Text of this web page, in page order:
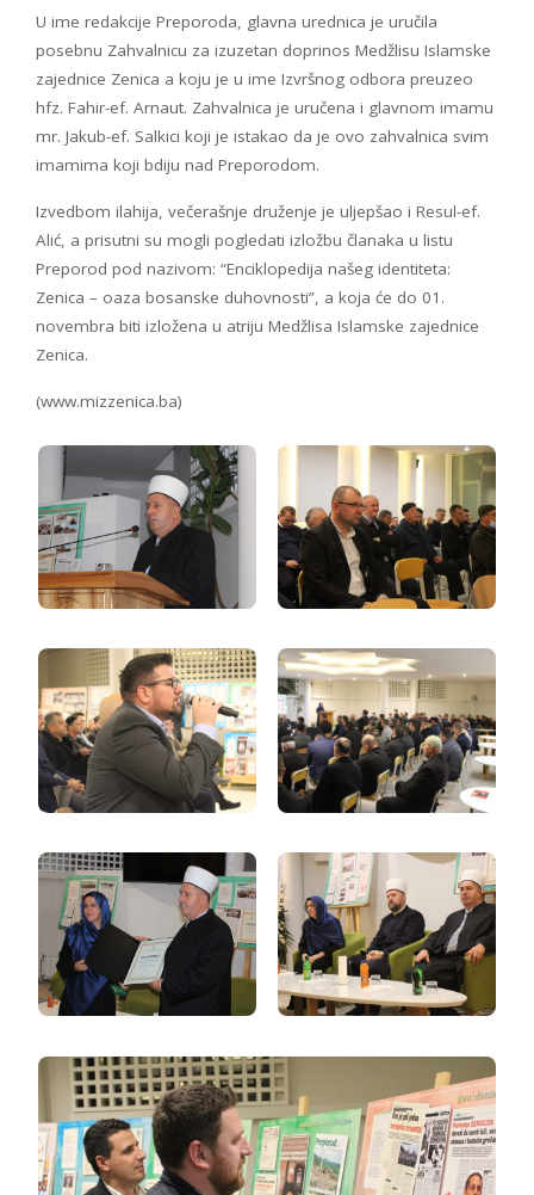
U ime redakcije Preporoda, glavna urednica je uručila
posebnu Zahvalnicu za izuzetan doprinos Medžlisu Islamske
zajednice Zenica a koju je u ime Izvršnog odbora preuzeo
hfz. Fahir-ef. Arnaut. Zahvalnica je uručena i glavnom imamu
mr. Jakub-ef. Salkici koji je istakao da je ovo zahvalnica svim
imamima koji bdiju nad Preporodom.
Izvedbom ilahija, večerašnje druženje je uljepšao i Resul-ef.
Alić, a prisutni su mogli pogledati izložbu članaka u listu
Preporod pod nazivom: “Enciklopedija našeg identiteta:
Zenica – oaza bosanske duhovnosti”, a koja će do 01.
novembra biti izložena u atriju Medžlisa Islamske zajednice
Zenica.
(www.mizzenica.ba)